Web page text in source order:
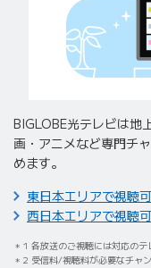
BIGLOBE光テレビは地
画・アニメなど専門チ
めます。
東日本エリアで視聴
西日本エリアで視聴
1 各放送のご視聴には対応のテ
2 受信料/視聴料が必要なチャ